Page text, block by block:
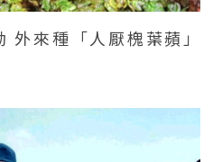
來種「人厭槐葉蘋」